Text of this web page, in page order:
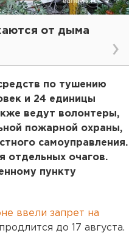
от дыма
по тушению
и 24 единицы
ведут волонтеры,
пожарной охраны,
самоуправления.
отдельных очагов.
пункту
ввели запрет на
до 17 августа.